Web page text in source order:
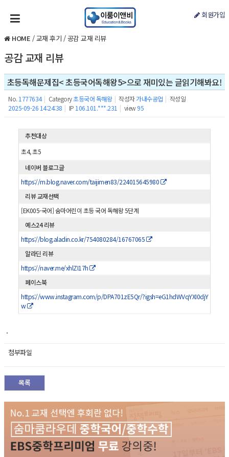
회원가입
HOME /교재 후기 /공감 교재 리뷰
공감 교재 리뷰
초등독해문제집< 초등국어독해왕5>으로 재미있는 글읽기해봐요!
No. 1777634 | Category초등국어 독해왕 | 작성자가내수공업 | 작성일
2025-09-26 14:24:38 | IP 106.101.***.231 | view 95
추천대상
초4, 초5
네이버 블로그글
https://m.blog.naver.com/taijimen83/224015645980
리뷰 교재선택
[EK005-국어] 숨마어린이 초등 국어 독해왕 5단계
예스24 리뷰
https://blog.aladin.co.kr/754080284/16767065
알라딘 리뷰
https://naver.me/xhlZI17h
페이스북
https://www.instagram.com/p/DPA701zE5Qr/?igsh=eG1hdWVqYXI0djY
w
.
첨부파일
목록